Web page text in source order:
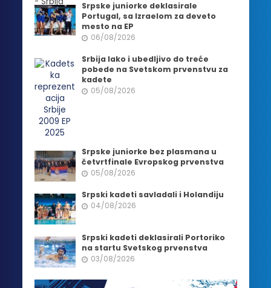
Srpske juniorke deklasirale
Portugal, sa Izraelom za deveto
mesto na EP
06/08/2026
Srbija lako i ubedljivo do treće
pobede na Svetskom prvenstvu za
kadete
05/08/2026
Srpske juniorke bez plasmana u
četvrtfinale Evropskog prvenstva
05/08/2026
Srpski kadeti savladali i Holandiju
04/08/2026
Srpski kadeti deklasirali Portoriko
na startu Svetskog prvenstva
03/08/2026